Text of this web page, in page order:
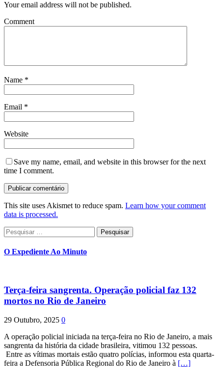
Your email address will not be published.
Comment
Name *
Email *
Website
Save my name, email, and website in this browser for the next
time I comment.
This site uses Akismet to reduce spam. Learn how your comment
data is processed.
Pesquisar
por:
O Expediente Ao Minuto
Terça-feira sangrenta. Operação policial faz 132
mortos no Rio de Janeiro
29 Outubro, 2025 0
A operação policial iniciada na terça-feira no Rio de Janeiro, a mais
sangrenta da história da cidade brasileira, vitimou 132 pessoas.
Entre as vítimas mortais estão quatro polícias, informou esta quarta-
feira a Defensoria Pública Regional do Rio de Janeiro à […]